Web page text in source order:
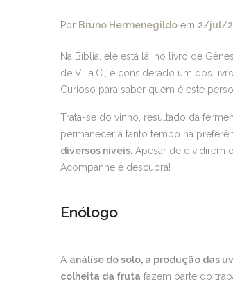
Por Bruno Hermenegildo em 2/jul/
Na Bíblia, ele está lá, no livro de
de VII a.C., é considerado um dos
Curioso para saber quem é este
Trata-se do vinho, resultado da
permanecer a tanto tempo na
diversos níveis . Apesar de dividirem
Acompanhe e descubra!
Enólogo
A análise do solo, a produção das
colheita da fruta fazem parte do